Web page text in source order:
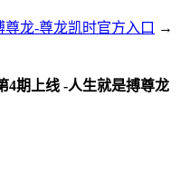
尊龙-尊龙凯时官方入口 →
4期上线 -人生就是搏尊龙